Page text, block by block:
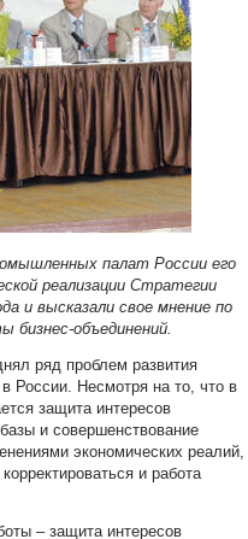
палат России его
реализации Стратегии
и высказали свое мнение по
бизнес-объединений.
ряд проблем развития
России. Несмотря на то, что в
защита интересов
и совершенствование
экономических реалий,
и работа
– защита интересов